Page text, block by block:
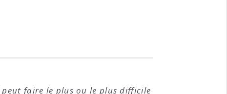
peut faire le plus ou le plus difficile